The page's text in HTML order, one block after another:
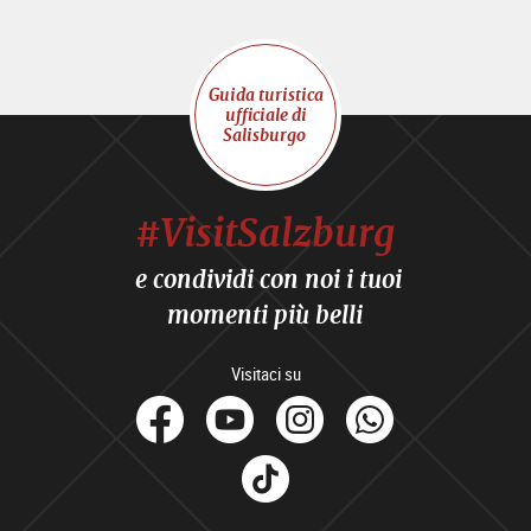
Guida turistica
ufficiale di
Salisburgo
#VisitSalzburg
e condividi con noi i tuoi
momenti più belli
Visitaci su
facebook
YoutubeInstagram
Tik